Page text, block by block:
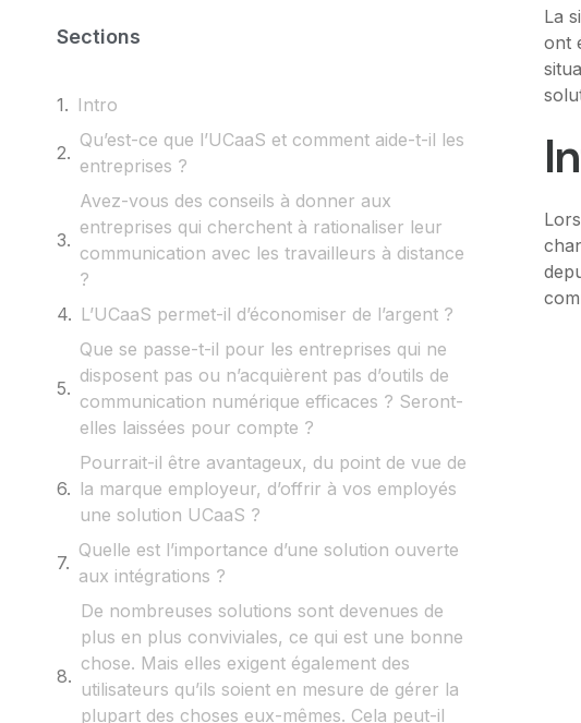
Sections
Intro
Qu’est-ce que l’UCaaS et comment aide-t-il les
entreprises ?
Avez-vous des conseils à donner aux
entreprises qui cherchent à rationaliser leur
communication avec les travailleurs à distance
?
L’UCaaS permet-il d’économiser de l’argent ?
Que se passe-t-il pour les entreprises qui ne
disposent pas ou n’acquièrent pas d’outils de
communication numérique efficaces ? Seront-
elles laissées pour compte ?
Pourrait-il être avantageux, du point de vue de
la marque employeur, d’offrir à vos employés
une solution UCaaS ?
Quelle est l’importance d’une solution ouverte
aux intégrations ?
De nombreuses solutions sont devenues de
plus en plus conviviales, ce qui est une bonne
chose. Mais elles exigent également des
utilisateurs qu’ils soient en mesure de gérer la
plupart des choses eux-mêmes. Cela peut-il
La
ont